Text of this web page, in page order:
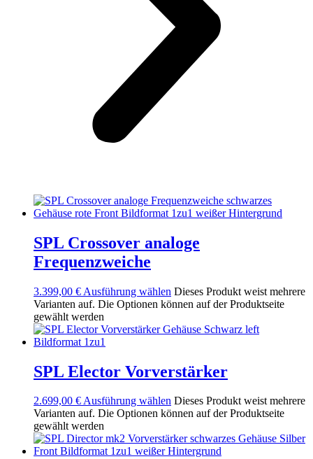
SPL Crossover analoge
Frequenzweiche
3.399,00 € Ausführung wählen Dieses Produkt weist mehrere
Varianten auf. Die Optionen können auf der Produktseite
gewählt werden
SPL Elector Vorverstärker
2.699,00 €Ausführung wählen Dieses Produkt weist mehrere
Varianten auf. Die Optionen können auf der Produktseite
gewählt werden